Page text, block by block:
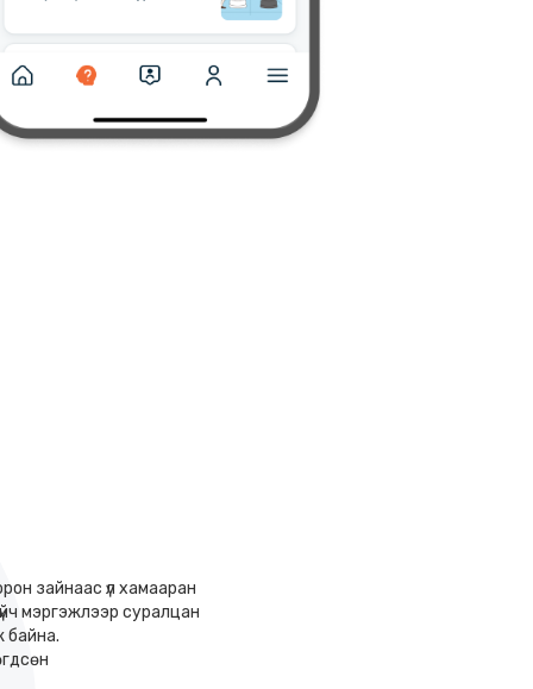
зайнаас үл хамааран
мэргэжлээр суралцан
байна.